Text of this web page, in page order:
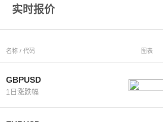
实时报价
名称 / 代码 图表
GBPUSD
1日涨跌幅